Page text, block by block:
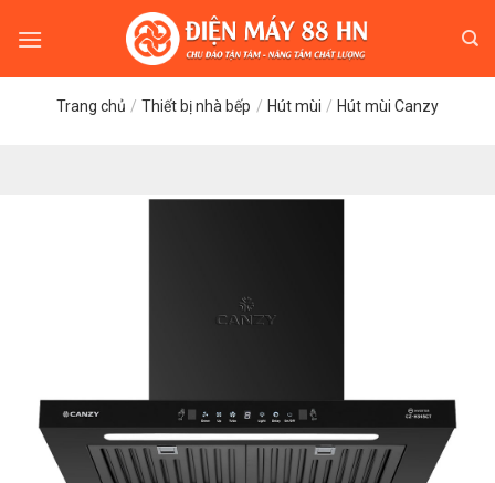
Trang chủ / Thiết bị nhà bếp / Hút mùi / Hút mùi Canzy